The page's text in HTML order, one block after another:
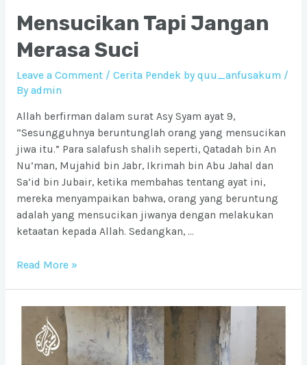
Mensucikan Tapi Jangan
Merasa Suci
Leave a Comment / Cerita Pendek by quu_anfusakum /
By admin
Allah berfirman dalam surat Asy Syam ayat 9,
“Sesungguhnya beruntunglah orang yang mensucikan
jiwa itu.” Para salafush shalih seperti, Qatadah bin An
Nu’man, Mujahid bin Jabr, Ikrimah bin Abu Jahal dan
Sa’id bin Jubair, ketika membahas tentang ayat ini,
mereka menyampaikan bahwa, orang yang beruntung
adalah yang mensucikan jiwanya dengan melakukan
ketaatan kepada Allah. Sedangkan, …
Mensucikan
Merasa
Read More »